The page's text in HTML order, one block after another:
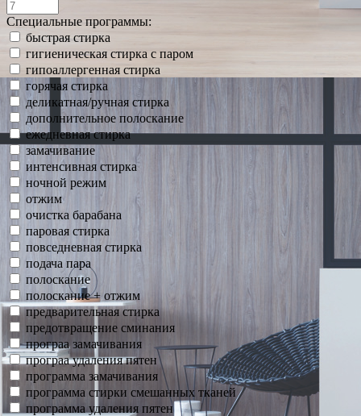
Специальные программы:
быстрая стирка
гигиеническая стирка с паром
гипоаллергенная стирка
горячая стирка
деликатная/ручная стирка
дополнительное полоскание
ежедневная стирка
замачивание
интенсивная стирка
ночной режим
отжим
очистка барабана
паровая стирка
повседневная стирка
подача пара
полоскание
полоскание + отжим
предварительная стирка
предотвращение сминания
програа замачивания
програа удаления пятен
программа замачивания
программа стирки смешанных тканей
программа удаления пятен